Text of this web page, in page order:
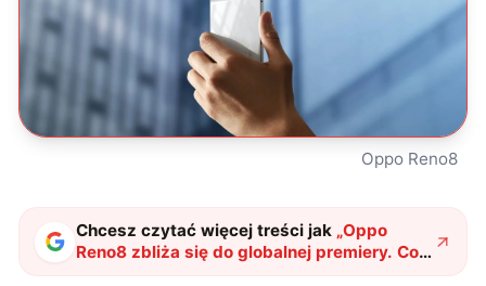
Oppo Reno8
Chcesz czytać więcej treści jak „Oppo
Reno8 zbliża się do globalnej premiery. Co
już wiemy o tych smartfonach?"?